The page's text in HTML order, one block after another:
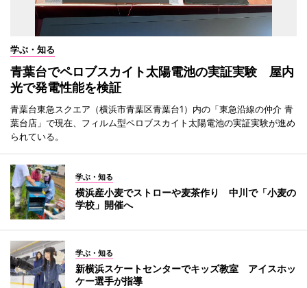
学ぶ・知る
青葉台でペロブスカイト太陽電池の実証実験 屋内
光で発電性能を検証
青葉台東急スクエア（横浜市青葉区青葉台1）内の「東急沿線の仲介 青
葉台店」で現在、フィルム型ペロブスカイト太陽電池の実証実験が進め
られている。
学ぶ・知る
横浜産小麦でストローや麦茶作り 中川で「小麦の
学校」開催へ
学ぶ・知る
新横浜スケートセンターでキッズ教室 アイスホッ
ケー選手が指導